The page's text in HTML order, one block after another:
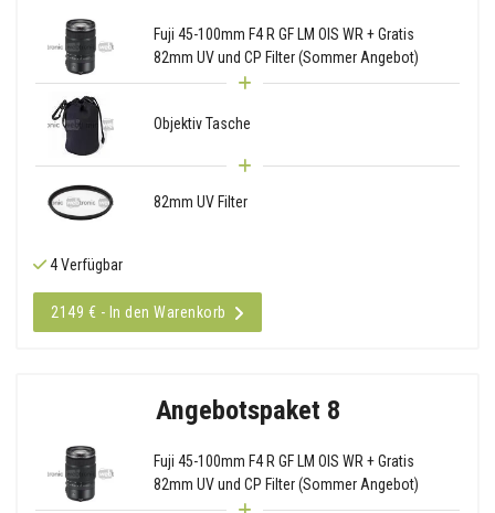
Fuji 45-100mm F4 R GF LM OIS WR + Gratis
82mm UV und CP Filter (Sommer Angebot)
Objektiv Tasche
82mm UV Filter
4 Verfügbar
2149 € - In den Warenkorb
Angebotspaket 8
Fuji 45-100mm F4 R GF LM OIS WR + Gratis
82mm UV und CP Filter (Sommer Angebot)